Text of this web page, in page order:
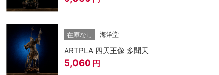
在庫なし 海洋堂
ARTPLA 四天王像 多聞天
5,060 円